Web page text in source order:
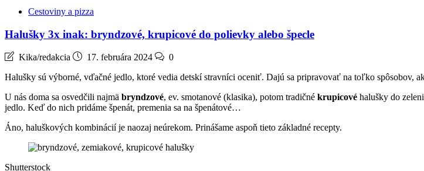
Cestoviny a pizza
Halušky 3x inak: bryndzové, krupicové do polievky alebo špecle
Kika/redakcia 17. februára 2024
0
Halušky sú výborné, vďačné jedlo, ktoré vedia detskí stravníci oceniť. Dajú sa pripravovať na toľko spôsobov,
U nás doma sa osvedčili najmä bryndzové, ev. smotanové (klasika), potom tradičné krupicové halušky do
jedlo. Keď do nich pridáme špenát, premenia sa na špenátové…
Áno, haluškových kombinácií je naozaj neúrekom. Prinášame aspoň tieto základné recepty.
Shutterstock